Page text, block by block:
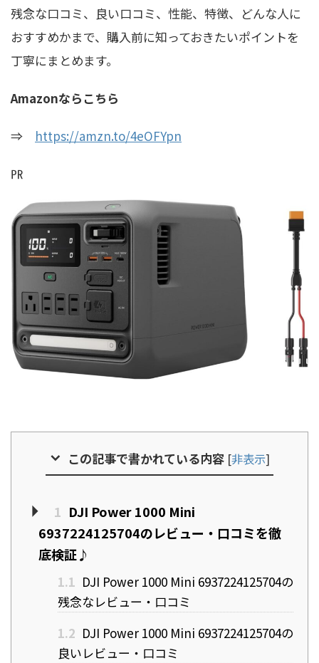
残念な口コミ、良い口コミ、性能、特徴、どんな人に
おすすめかまで、購入前に知っておきたいポイントを
丁寧にまとめます。
Amazonならこちら
⇒ https://amzn.to/4eOFYpn
㏚
この記事で書かれている内容 [非表示]
1 DJI Power 1000 Mini
6937224125704のレビュー・口コミを徹
底検証♪
1.1 DJI Power 1000 Mini 6937224125704の
残念なレビュー・口コミ
1.2 DJI Power 1000 Mini 6937224125704の
良いレビュー・口コミ